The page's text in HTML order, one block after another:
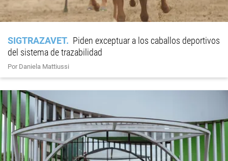
SIGTRAZAVET
Piden exceptuar a los caballos deportivos
del sistema de trazabilidad
Por Daniela Mattiussi